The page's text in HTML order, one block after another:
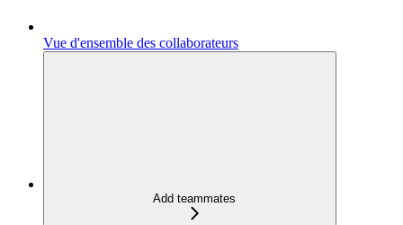
Vue d'ensemble des collaborateurs
Add teammates